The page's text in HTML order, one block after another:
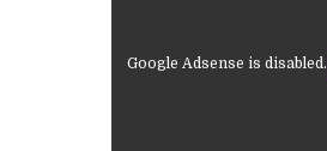
Google Adsense is disabled.